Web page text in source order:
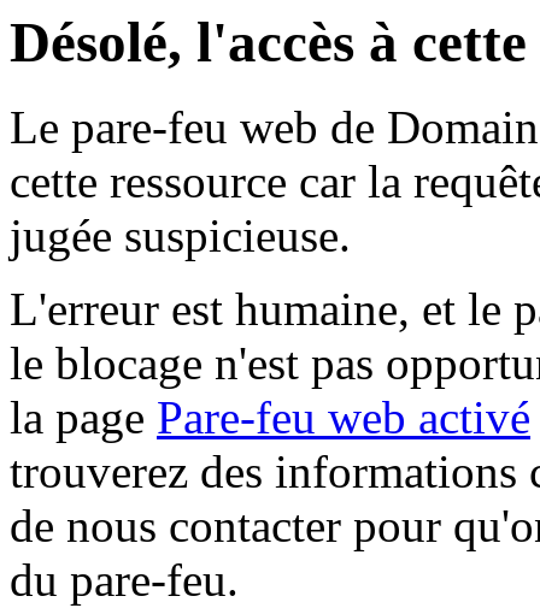
Désolé, l'accès à
Le pare-feu web de
cette ressource car la
jugée suspicieuse.
L'erreur est humaine, et le
le blocage n'est pas
la page Pare-feu web activé
trouverez des informations
de nous contacter pour
du pare-feu.